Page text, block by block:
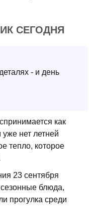
СЕГОДНЯ
- и день
как
нет летней
тепло, которое
23 сентября
блюда,
прогулка среди